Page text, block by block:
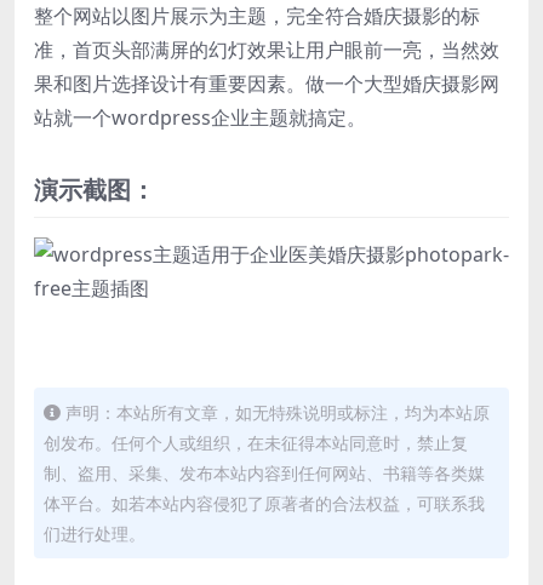
整个网站以图片展示为主题，完全符合婚庆摄影的标
准，首页头部满屏的幻灯效果让用户眼前一亮，当然效
果和图片选择设计有重要因素。做一个大型婚庆摄影网
站就一个wordpress企业主题就搞定。
演示截图：
声明：本站所有文章，如无特殊说明或标注，均为本站原
创发布。任何个人或组织，在未征得本站同意时，禁止复
制、盗用、采集、发布本站内容到任何网站、书籍等各类媒
体平台。如若本站内容侵犯了原著者的合法权益，可联系我
们进行处理。